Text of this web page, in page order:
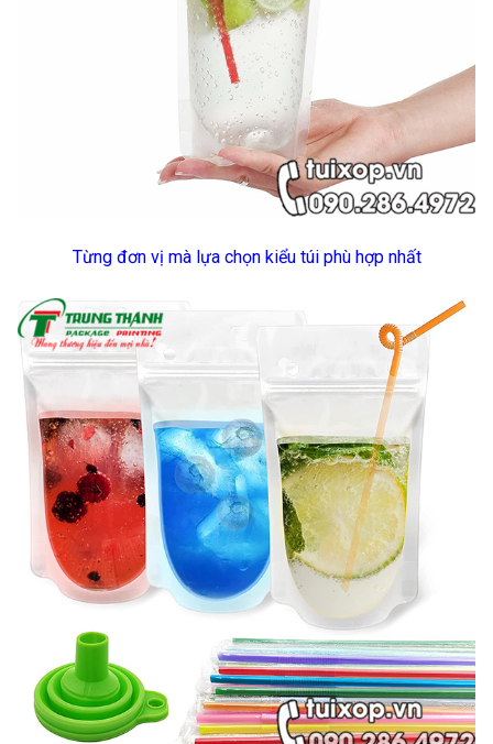
Từng đơn vị mà lựa chọn kiểu túi phù hợp nhất